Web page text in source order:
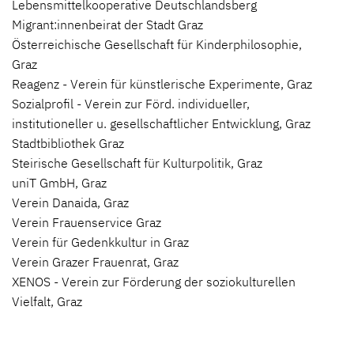
Lebensmittelkooperative Deutschlandsberg
Migrant:innenbeirat der Stadt Graz
Österreichische Gesellschaft für Kinderphilosophie,
Graz
Reagenz - Verein für künstlerische Experimente, Graz
Sozialprofil - Verein zur Förd. individueller,
institutioneller u. gesellschaftlicher Entwicklung, Graz
Stadtbibliothek Graz
Steirische Gesellschaft für Kulturpolitik, Graz
uniT GmbH, Graz
Verein Danaida, Graz
Verein Frauenservice Graz
Verein für Gedenkkultur in Graz
Verein Grazer Frauenrat, Graz
XENOS - Verein zur Förderung der soziokulturellen
Vielfalt, Graz